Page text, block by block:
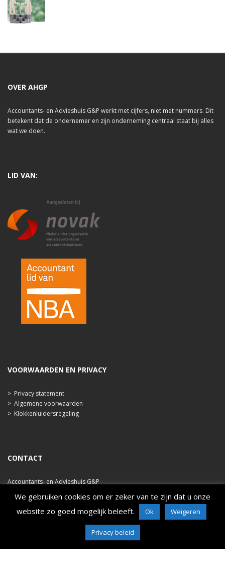
OVER AHGP
Accountants- en Advieshuis G&P werkt met cijfers, niet met nummers. Dit
betekent dat de ondernemer en zijn onderneming centraal staat bij alles
wat we doen.
LID VAN:
VOORWAARDEN EN PRIVACY
> Privacy statement
> Algemene voorwaarden
> Klokkenluidersregeling
CONTACT
Accountants- en Advieshuis G&P
Ooststraat 47b
4421 EA Kapelle
tel. 0113 348 786
We gebruiken cookies om er zeker van te zijn dat u onze
website zo goed mogelijk beleeft.
Ok Weigeren
Privacy beleid